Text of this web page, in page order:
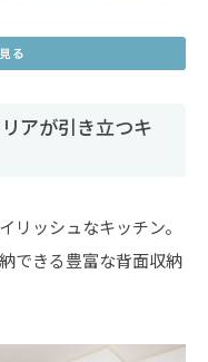
アが引き立つキ
リッシュなキッチン。
できる豊富な背面収納